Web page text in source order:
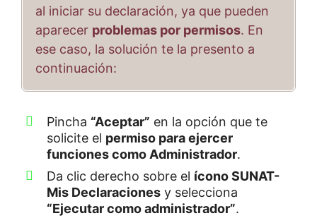
al iniciar su declaración, ya que pueden
aparecer problemas por permisos. En
ese caso, la solución te la presento a
continuación:
Pincha “Aceptar” en la opción que te
solicite el permiso para ejercer
funciones como Administrador.
Da clic derecho sobre el ícono SUNAT-
Mis Declaraciones y selecciona
“Ejecutar como administrador”.